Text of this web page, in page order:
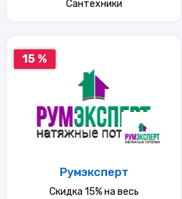
Сантехники
15 %
Румэксперт
Скидка 15% на весь